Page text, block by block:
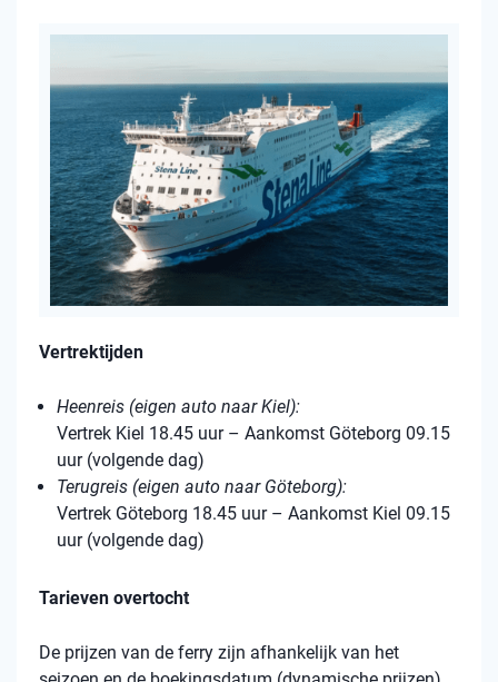
Vertrektijden
Heenreis (eigen auto naar Kiel):
Vertrek Kiel 18.45 uur – Aankomst Göteborg 09.15
uur (volgende dag)
Terugreis (eigen auto naar Göteborg):
Vertrek Göteborg 18.45 uur – Aankomst Kiel 09.15
uur (volgende dag)
Tarieven overtocht
De prijzen van de ferry zijn afhankelijk van het